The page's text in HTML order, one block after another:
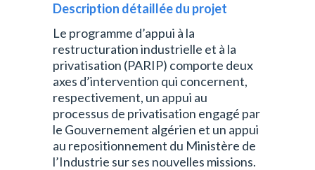
Description détaillée du projet
Le programme d’appui à la
restructuration industrielle et à la
privatisation (PARIP) comporte deux
axes d’intervention qui concernent,
respectivement, un appui au
processus de privatisation engagé par
le Gouvernement algérien et un appui
au repositionnement du Ministère de
l’Industrie sur ses nouvelles missions.